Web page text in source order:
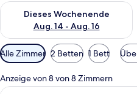
Dieses Wochenende
Aug. 14 - Aug. 16
Überprüfe die Verfügbarkeit
Verfügbare
Filter
für
Zimmer
Alle Zimmer 2 Betten 1 Bett
Anzeige von 8 von 8 Zimmern